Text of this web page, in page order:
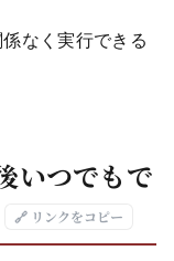
なく実行できる
いつでもで
🔗 リンクをコピー